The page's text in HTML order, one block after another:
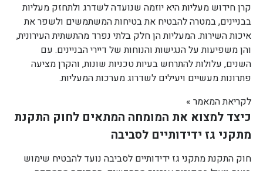
קרן חידוש מעליות היא יוזמה שנועדה לשדרג ולתחזק מעליות
בבניינים, במטרה להבטיח את בטיחות המשתמשים ולשפר את
איכות השירות. המעליות הן חלק בלתי נפרד מהתשתית העירונית,
והן משפיעות על הנגישות והנוחות של דיירי הבניינים. עם
השנים, עלולות להתרחש בעיות טכניות שונות, והקרן מציעה
פתרונות מעשיים ויעילים לשדרוג מערכות המעליות.
לקריאת המאמר »
כיצד למצוא את המומחה המתאים לחוק התקנת
מתקני גז ידידותיים לסביבה
חוק התקנת מתקני גז ידידותיים לסביבה נועד להבטיח שימוש